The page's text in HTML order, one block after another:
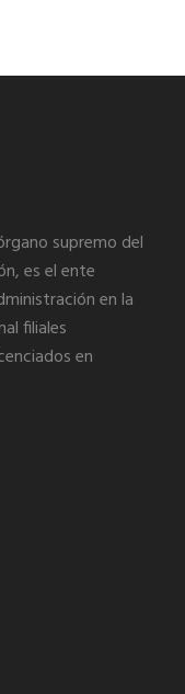
supremo del
es el ente
en la
filiales
en